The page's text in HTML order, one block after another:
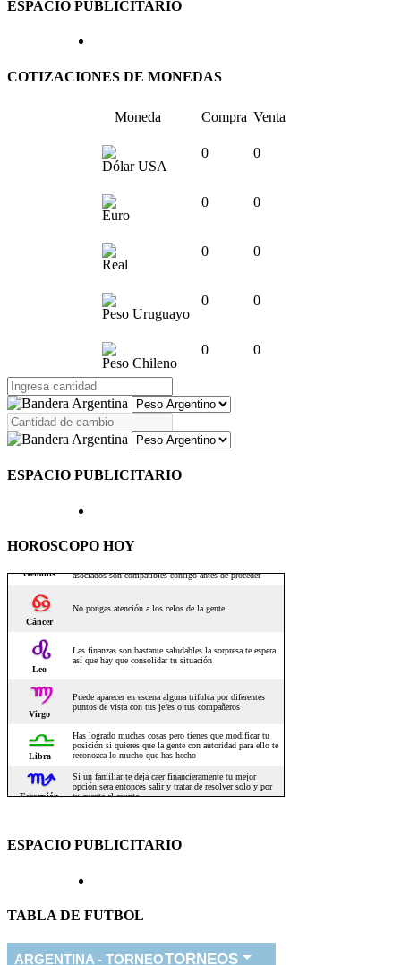
ESPACIO PUBLICITARIO
COTIZACIONES DE MONEDAS
Moneda Compra Venta
Dólar USA
0 0
Euro
0 0
Real
0 0
Peso Uruguayo
0 0
Peso Chileno
0 0
ESPACIO PUBLICITARIO
HOROSCOPO HOY
ESPACIO PUBLICITARIO
TABLA DE FUTBOL